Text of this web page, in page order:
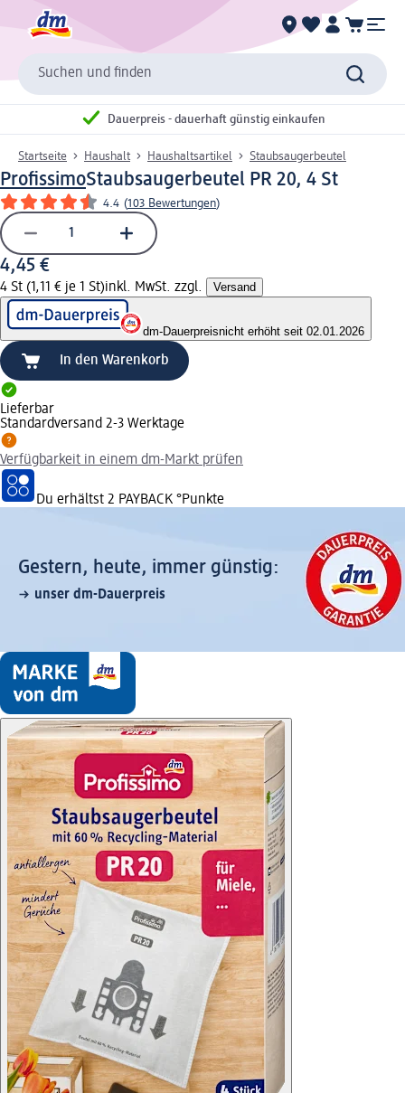
Suchen und finden
Dauerpreis - dauerhaft günstig einkaufen
Startseite Haushalt Haushaltsartikel Staubsaugerbeutel
ProfissimoStaubsaugerbeutel PR 20, 4 St
4.4 (103 Bewertungen)
4,45 €
4 St (1,11 € je 1 St)inkl. MwSt. zzgl. Versand
dm-Dauerpreisnicht erhöht seit 02.01.2026
In den Warenkorb
Lieferbar
Standardversand 2-3 Werktage
Verfügbarkeit in einem dm-Markt prüfen
Du erhältst 2 PAYBACK °Punkte
Gestern, heute, immer günstig:
unser dm-Dauerpreis